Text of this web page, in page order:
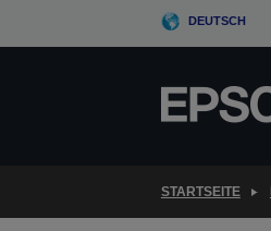
DEUTSCH
STARTSEITE